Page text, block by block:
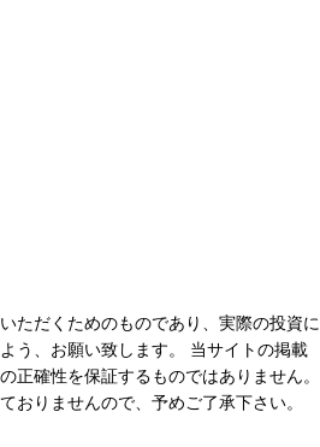
ただくためのものであり、実際の投資に
う、お願い致します。 当サイトの掲載
正確性を保証するものではありません。
おりませんので、予めご了承下さい。